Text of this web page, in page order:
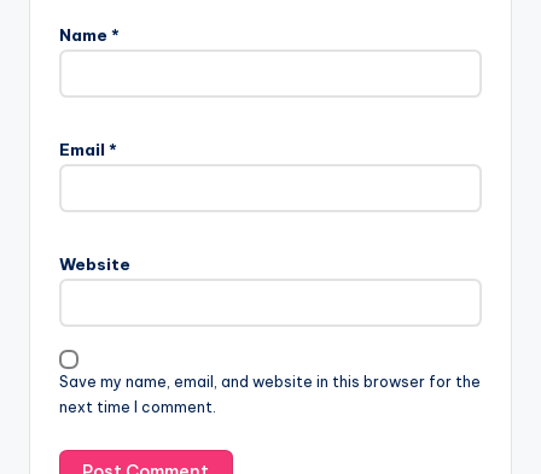
Name *
Email *
Website
Save my name, email, and website in this browser for the
next time I comment.